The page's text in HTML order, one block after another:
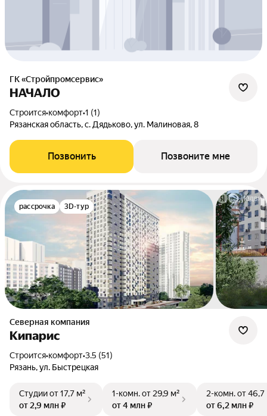
ГК «Стройпромсервис»
НАЧАЛО
Строится•комфорт•1 (1)
Рязанская область, с. Дядьково, ул. Малиновая, 8
Позвонить Позвоните мне
рассрочка 3D-тур
Северная компания
Кипарис
Строится•комфорт•3.5 (51)
Рязань, ул. Быстрецкая
Студииот 17,7 м²
от 2,9 млн ₽
1-комн.от 29,9 м²
от 4 млн ₽
2-комн.от 46,7
от 6,2 млн ₽